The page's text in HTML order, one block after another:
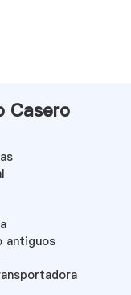
Casero
antiguos